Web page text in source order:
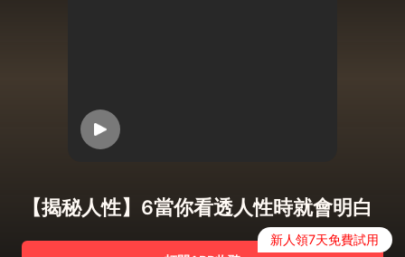
【揭秘人性】6當你看透人性時就會明白
新人領7天免費試用